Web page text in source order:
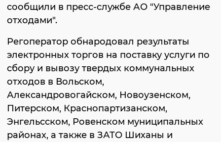
сообщили в пресс-службе АО "Управление
отходами".
Регоператор обнародовал результаты
электронных торгов на поставку услуги по
сбору и вывозу твердых коммунальных
отходов в Вольском,
Александровогайском, Новоузенском,
Питерском, Краснопартизанском,
Энгельсском, Ровенском муниципальных
районах, а также в ЗАТО Шиханы и